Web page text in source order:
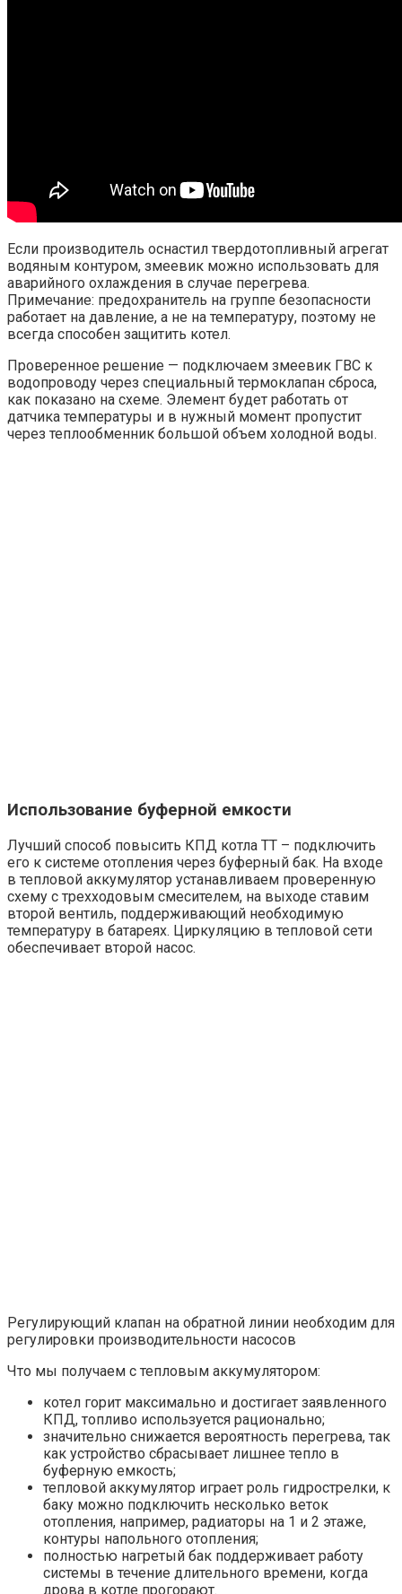
Если производитель оснастил твердотопливный агрегат
водяным контуром, змеевик можно использовать для
аварийного охлаждения в случае перегрева.
Примечание: предохранитель на группе безопасности
работает на давление, а не на температуру, поэтому не
всегда способен защитить котел.
Проверенное решение — подключаем змеевик ГВС к
водопроводу через специальный термоклапан сброса,
как показано на схеме. Элемент будет работать от
датчика температуры и в нужный момент пропустит
через теплообменник большой объем холодной воды.
Использование буферной емкости
Лучший способ повысить КПД котла ТТ – подключить
его к системе отопления через буферный бак. На входе
в тепловой аккумулятор устанавливаем проверенную
схему с трехходовым смесителем, на выходе ставим
второй вентиль, поддерживающий необходимую
температуру в батареях. Циркуляцию в тепловой сети
обеспечивает второй насос.
Регулирующий клапан на обратной линии необходим для
регулировки производительности насосов
Что мы получаем с тепловым аккумулятором:
котел горит максимально и достигает заявленного
КПД, топливо используется рационально;
значительно снижается вероятность перегрева, так
как устройство сбрасывает лишнее тепло в
буферную емкость;
тепловой аккумулятор играет роль гидрострелки, к
баку можно подключить несколько веток
отопления, например, радиаторы на 1 и 2 этаже,
контуры напольного отопления;
полностью нагретый бак поддерживает работу
системы в течение длительного времени, когда
дрова в котле прогорают.